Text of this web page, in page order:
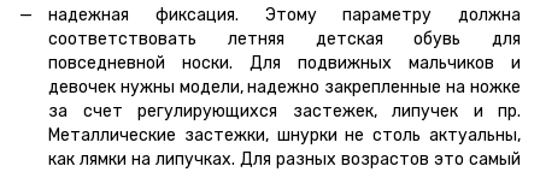
надежная фиксация. Этому параметру должна
соответствовать летняя детская обувь для
повседневной носки. Для подвижных мальчиков и
девочек нужны модели, надежно закрепленные на ножке
за счет регулирующихся застежек, липучек и пр.
Металлические застежки, шнурки не столь актуальны,
как лямки на липучках. Для разных возрастов это самый